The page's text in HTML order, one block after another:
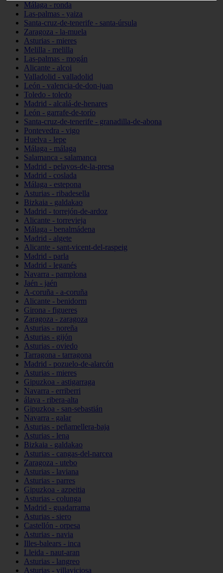
Málaga - ronda
Las-palmas - yaiza
Santa-cruz-de-tenerife - santa-úrsula
Zaragoza - la-muela
Asturias - mieres
Melilla - melilla
Las-palmas - mogán
Alicante - alcoi
Valladolid - valladolid
León - valencia-de-don-juan
Toledo - toledo
Madrid - alcalá-de-henares
León - garrafe-de-torío
Santa-cruz-de-tenerife - granadilla-de-abona
Pontevedra - vigo
Huelva - lepe
Málaga - málaga
Salamanca - salamanca
Madrid - pelayos-de-la-presa
Madrid - coslada
Málaga - estepona
Asturias - ribadesella
Bizkaia - galdakao
Madrid - torrejón-de-ardoz
Alicante - torrevieja
Málaga - benalmádena
Madrid - algete
Alicante - sant-vicent-del-raspeig
Madrid - parla
Madrid - leganés
Navarra - pamplona
Jaén - jaén
A-coruña - a-coruña
Alicante - benidorm
Girona - figueres
Zaragoza - zaragoza
Asturias - noreña
Asturias - gijón
Asturias - oviedo
Tarragona - tarragona
Madrid - pozuelo-de-alarcón
Asturias - mieres
Gipuzkoa - astigarraga
Navarra - erriberri
álava - ribera-alta
Gipuzkoa - san-sebastián
Navarra - galar
Asturias - peñamellera-baja
Asturias - lena
Bizkaia - galdakao
Asturias - cangas-del-narcea
Zaragoza - utebo
Asturias - laviana
Asturias - parres
Gipuzkoa - azpeitia
Asturias - colunga
Madrid - guadarrama
Asturias - siero
Castellón - orpesa
Asturias - navia
Illes-balears - inca
Lleida - naut-aran
Asturias - langreo
Asturias - villaviciosa